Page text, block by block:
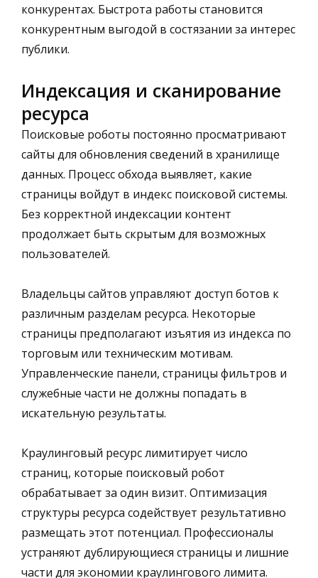
конкурентах. Быстрота работы становится
конкурентным выгодой в состязании за интерес
публики.
Индексация и сканирование
ресурса
Поисковые роботы постоянно просматривают
сайты для обновления сведений в хранилище
данных. Процесс обхода выявляет, какие
страницы войдут в индекс поисковой системы.
Без корректной индексации контент
продолжает быть скрытым для возможных
пользователей.
Владельцы сайтов управляют доступ ботов к
различным разделам ресурса. Некоторые
страницы предполагают изъятия из индекса по
торговым или техническим мотивам.
Управленческие панели, страницы фильтров и
служебные части не должны попадать в
искательную результаты.
Краулинговый ресурс лимитирует число
страниц, которые поисковый робот
обрабатывает за один визит. Оптимизация
структуры ресурса содействует результативно
размещать этот потенциал. Профессионалы
устраняют дублирующиеся страницы и лишние
части для экономии краулингового лимита.